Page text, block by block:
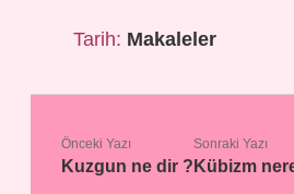
Tarih: Makaleler
Önceki Yazı
Kuzgun ne dir ?
Sonraki Yazı
Kübizm